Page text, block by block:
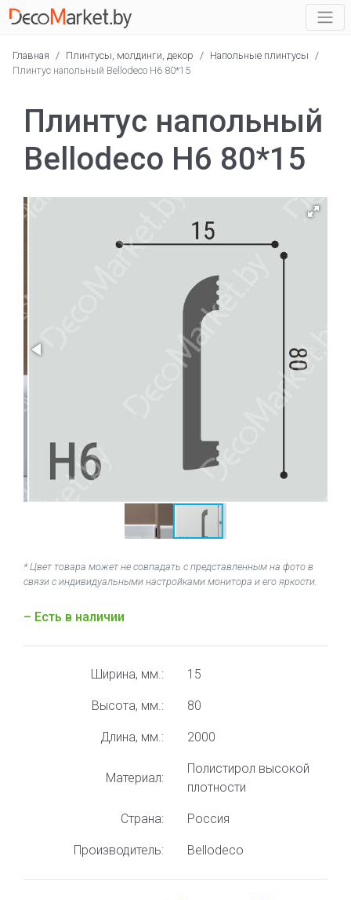
Главная / Плинтусы, молдинги, декор / Напольные плинтусы /
Плинтус напольный Bellodeco Н6 80*15
Плинтус напольный
Bellodeco Н6 80*15
* Цвет товара может не совпадать с представленным на фото в
связи с индивидуальными настройками монитора и его яркости.
– Есть в наличии
Ширина, мм.: 15
Высота, мм.: 80
Длина, мм.: 2000
Материал:
Полистирол высокой
плотности
Страна: Россия
Производитель: Bellodeco